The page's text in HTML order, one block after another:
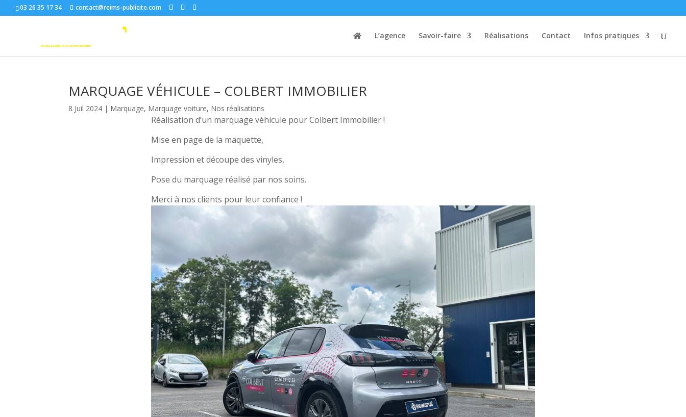
03 26 35 17 34 contact@reims-publicite.com
L’agence Savoir-faire Réalisations Contact Infos pratiques
MARQUAGE VÉHICULE – COLBERT IMMOBILIER
8 Juil 2024 | Marquage, Marquage voiture, Nos réalisations
Réalisation d’un marquage véhicule pour Colbert Immobilier !
Mise en page de la maquette,
Impression et découpe des vinyles,
Pose du marquage réalisé par nos soins.
Merci à nos clients pour leur confiance !